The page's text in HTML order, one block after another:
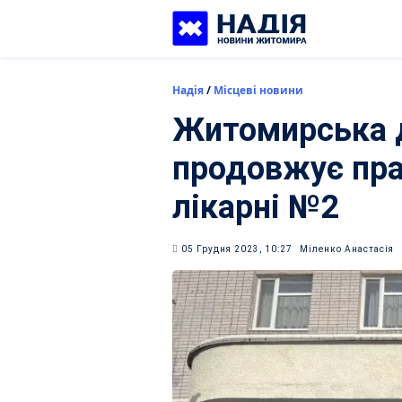
Надія/ Місцеві новини
Житомирська
продовжує
лікарні №2
05 Грудня 2023, 10:27 Міленко Анастасія